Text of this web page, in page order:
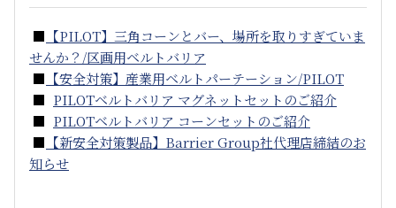
■ 【PILOT】三角コーンとバー、場所を取りすぎていま
せんか？/区画用ベルトバリア
■ 【安全対策】産業用ベルトパーテーション/PILOT
■ PILOTベルトバリア マグネットセットのご紹介
■ PILOTベルトバリア コーンセットのご紹介
■ 【新安全対策製品】Barrier Group社代理店締結のお
知らせ